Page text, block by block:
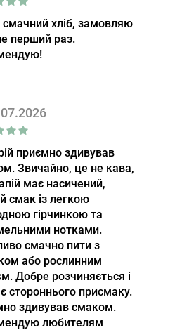
хліб, замовляю
перший раз.
приємно здивував
Звичайно, це не кава,
має насичений,
смак із легкою
гірчинкою та
нотками.
смачно пити з
або рослинним
Добре розчиняється і
стороннього присмаку.
здивував смаком.
любителям